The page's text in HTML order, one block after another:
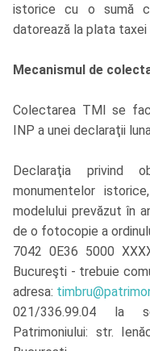
istorice cu o sumă
datorează la plata
Mecanismul de
Colectarea TMI se
INP a unei declaraţii
Declaraţia privind
monumentelor istorice,
modelului prevăzut în
de o fotocopie a
7042 0E36 5000
Bucureşti - trebuie
adresa:
021/336.99.04 la
Patrimoniului: str.